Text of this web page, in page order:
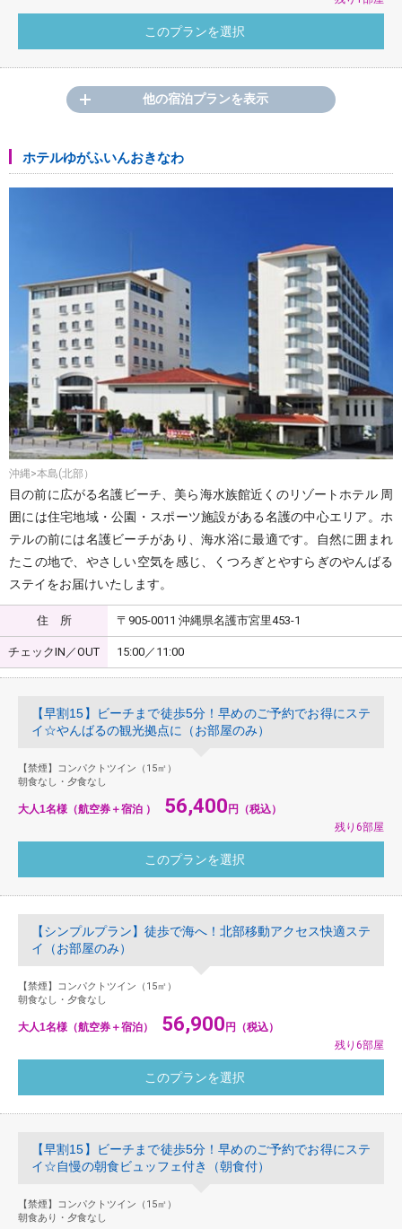
他の宿泊プランを表示
ホテルゆがふいんおきなわ
沖縄>本島(北部）
目の前に広がる名護ビーチ、美ら海水族館近くのリゾートホテル 周
囲には住宅地域・公園・スポーツ施設がある名護の中心エリア。ホ
テルの前には名護ビーチがあり、海水浴に最適です。自然に囲まれ
たこの地で、やさしい空気を感じ、くつろぎとやすらぎのやんばる
ステイをお届けいたします。
住 所 〒905-0011 沖縄県名護市宮里453-1
チェックIN／OUT 15:00／11:00
【早割15】ビーチまで徒歩5分！早めのご予約でお得にステ
イ☆やんばるの観光拠点に（お部屋のみ）
【禁煙】コンパクトツイン（15㎡）
朝食なし・夕食なし
大人1名様（航空券＋宿泊 ） 56,400 円（税込）
残り6部屋
【シンプルプラン】徒歩で海へ！北部移動アクセス快適ステ
イ（お部屋のみ）
【禁煙】コンパクトツイン（15㎡）
朝食なし・夕食なし
大人1名様（航空券＋宿泊） 56,900 円（税込）
残り6部屋
【早割15】ビーチまで徒歩5分！早めのご予約でお得にステ
イ☆自慢の朝食ビュッフェ付き（朝食付）
【禁煙】コンパクトツイン（15㎡）
朝食あり・夕食なし